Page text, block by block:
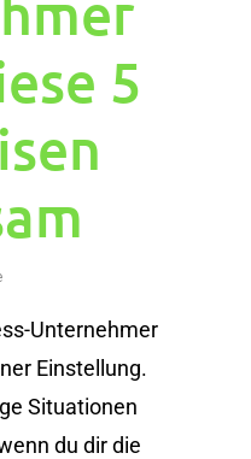
5
Unternehmer
Einstellung.
Situationen
du dir die